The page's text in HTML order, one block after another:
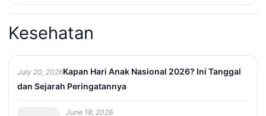
Kesehatan
July 20, 2026Kapan Hari Anak Nasional 2026? Ini Tanggal
dan Sejarah Peringatannya
June 18, 2026